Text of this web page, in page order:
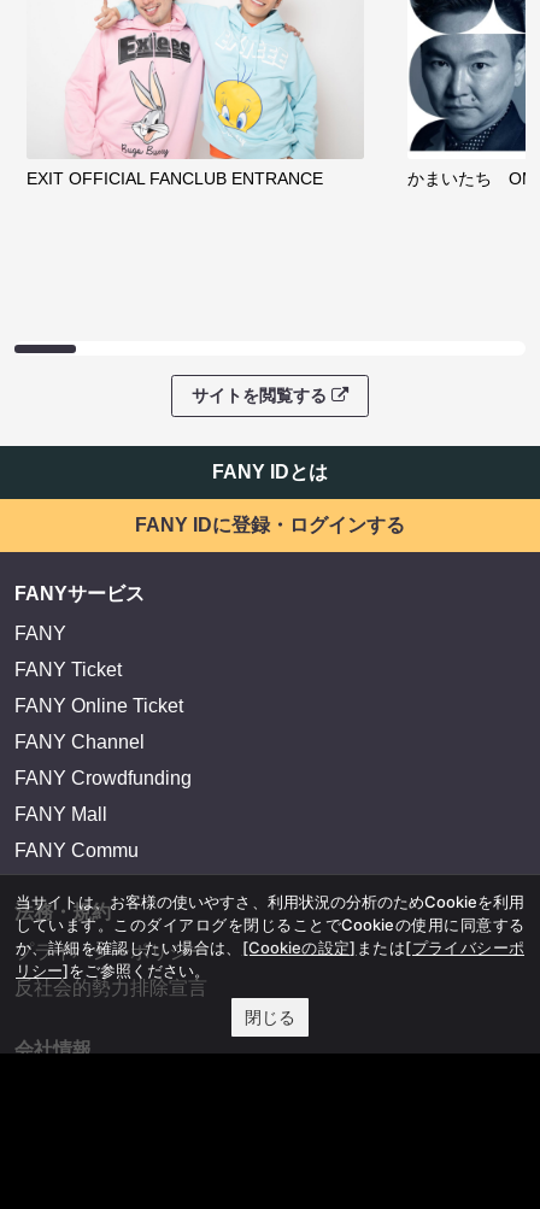
EXIT OFFICIAL FANCLUB ENTRANCE かまいたち
サイトを閲覧する
FANY IDとは
FANY IDに登録・ログインする
FANYサービス
FANY
FANY Ticket
FANY Online Ticket
FANY Channel
FANY Crowdfunding
FANY Mall
FANY Commu
法務・規約
プライバシーポリシー
反社会的勢力排除宣言
会社情報
当サイトは、お客様の使いやすさ、利用状況の分析のためCookieを利用
しています。このダイアログを閉じることでCookieの使用に同意する
か、詳細を確認したい場合は、 [Cookieの設定] または[プライバシーポ
リシー]をご参照ください。
閉じる